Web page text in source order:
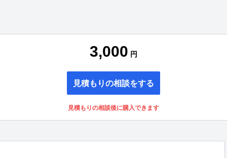
3,000 円
見積もりの相談をする
見積もりの相談後に購入できます